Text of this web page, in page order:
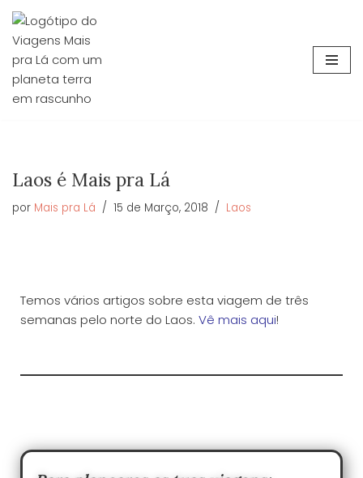
Avançar
para
o
conteúdo
Laos é Mais pra Lá
por Mais pra Lá 15 de Março, 2018 Laos
Temos vários artigos sobre esta viagem de três
semanas pelo norte do Laos. Vê mais aqui!